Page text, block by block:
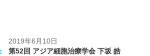
2019年6月10日
第52回 アジア細胞治療学会 下坂 皓